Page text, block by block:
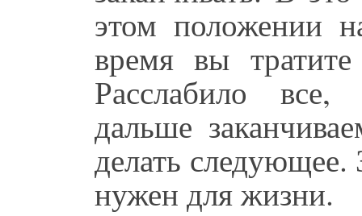
этом положении
время вы
Расслабило
дальше
делать следующее.
нужен для жизни.